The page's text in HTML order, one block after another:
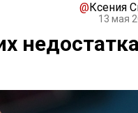
@Ксения
13 мая